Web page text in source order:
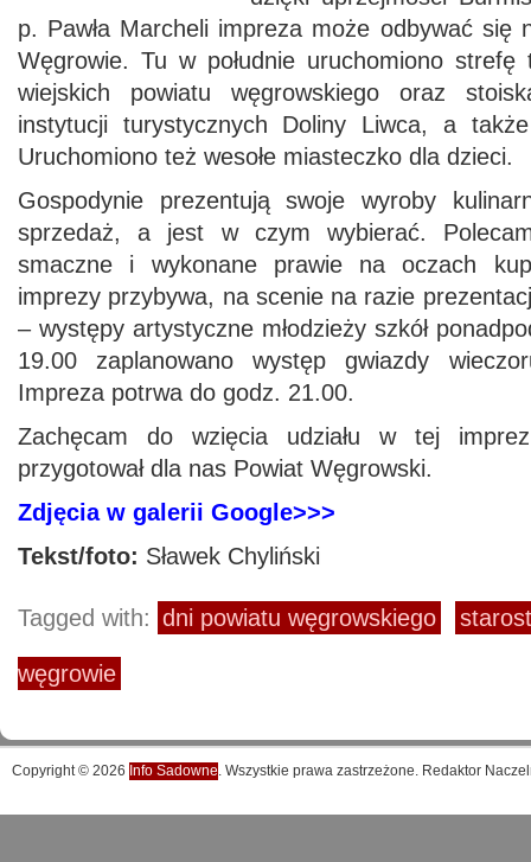
p. Pawła Marcheli impreza może odbywać się
Węgrowie. Tu w południe uruchomiono strefę
wiejskich powiatu węgrowskiego oraz
instytucji turystycznych Doliny Liwca, a
Uruchomiono też wesołe miasteczko dla dzieci.
Gospodynie prezentują swoje wyroby
sprzedaż, a jest w czym wybierać.
smaczne i wykonane prawie na oczach
imprezy przybywa, na scenie na razie
– występy artystyczne młodzieży szkół
19.00 zaplanowano występ gwiazdy
Impreza potrwa do godz. 21.00.
Zachęcam do wzięcia udziału w tej
przygotował dla nas Powiat Węgrowski.
Zdjęcia w galerii Google>>>
Tekst/foto: Sławek Chyliński
Tagged with: dni powiatu węgrowskiego
węgrowie
Copyright © 2026 Info Sadowne. Wszystkie prawa zastrzeżone. Redaktor